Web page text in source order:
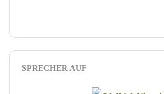
SPRECHER AUF